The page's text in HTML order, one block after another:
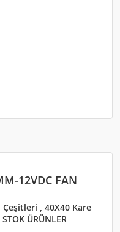
12VDC FAN
Çeşitleri ,40X40 Kare
STOK ÜRÜNLER